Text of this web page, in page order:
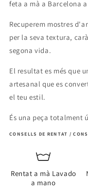
feta a mà a Barcelona
Recuperem mostres
per la seva textura,
segona vida.
El resultat es més que
artesanal que es
el teu estil.
És una peça totalment
CONSELLS DE RENTAT /
Rentat a mà Lavado
a mano